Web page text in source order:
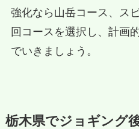
強化なら山岳コース、ス
回コースを選択し、計画
でいきましょう。
栃木県でジョギング